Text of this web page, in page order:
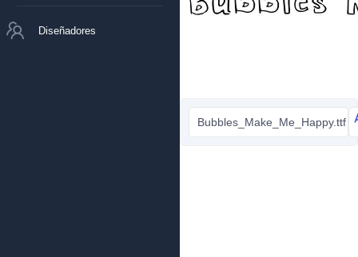
Diseñadores
Bubbles_Make_Me_Happy.ttf